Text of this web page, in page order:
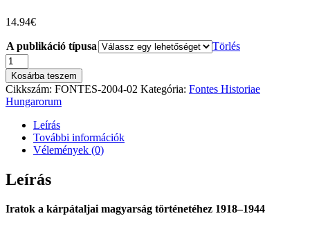
14.94€
A publikáció típusa
Törlés
FEDINEC
CSILLA:
Iratok
a
kárpátaljai
magyarság
történetéhez
1918–
mennyiség
Kosárba teszem
Cikkszám: FONTES-2004-02 Kategória: Fontes Historiae
Hungarorum
Leírás
További információk
Vélemények (0)
Leírás
Iratok a kárpátaljai magyarság történetéhez 1918–1944